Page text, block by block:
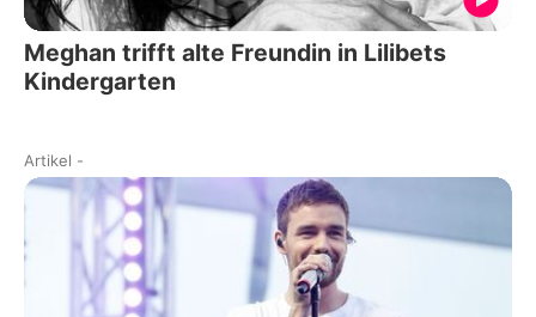
Meghan trifft alte Freundin in Lilibets
Kindergarten
Artikel -